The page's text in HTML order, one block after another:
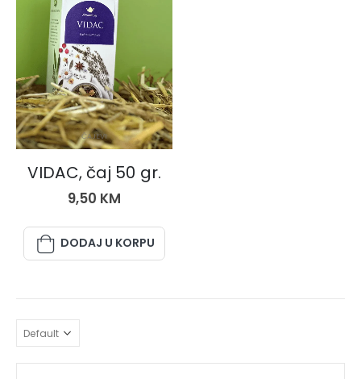
ČAJEVI
VIDAC, čaj 50 gr.
9,50 KM
DODAJ U KORPU